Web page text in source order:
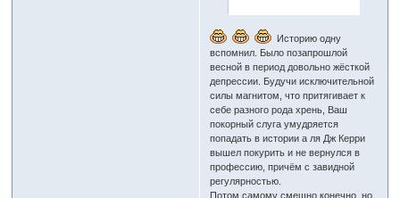
Историю одну
вспомнил. Было позапрошлой
весной в период довольно жёсткой
депрессии. Будучи исключительной
силы магнитом, что притягивает к
себе разного рода хрень, Ваш
покорный слуга умудряется
попадать в истории а ля Дж Керри
вышел покурить и не вернулся в
профессию, причём с завидной
регулярностью.
Потом самому смешно конечно, но